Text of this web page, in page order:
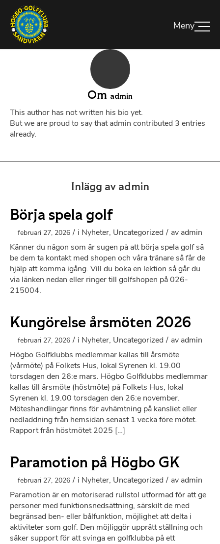
Om admin
This author has not written his bio yet.
But we are proud to say thatadmin contributed 3 entries
already.
Inlägg av admin
Börja spela golf
februari 27, 2026 / i Nyheter, Uncategorized / av admin
Känner du någon som är sugen på att börja spela golf så
be dem ta kontakt med shopen och våra tränare så får de
hjälp att komma igång. Vill du boka en lektion så går du
via länken nedan eller ringer till golfshopen på 026-
215004.
Kungörelse årsmöten 2026
februari 27, 2026 / i Nyheter, Uncategorized / av admin
Högbo Golfklubbs medlemmar kallas till årsmöte
(vårmöte) på Folkets Hus, lokal Syrenen kl. 19.00
torsdagen den 26:e mars. Högbo Golfklubbs medlemmar
kallas till årsmöte (höstmöte) på Folkets Hus, lokal
Syrenen kl. 19.00 torsdagen den 26:e november.
Möteshandlingar finns för avhämtning på kansliet eller
nedladdning från hemsidan senast 1 vecka före mötet.
Rapport från höstmötet 2025 […]
Paramotion på Högbo GK
februari 27, 2026 / i Nyheter, Uncategorized / av admin
Paramotion är en motoriserad rullstol utformad för att ge
personer med funktionsnedsättning, särskilt de med
begränsad ben- eller bålfunktion, möjlighet att delta i
aktiviteter som golf. Den möjliggör upprätt ställning och
säker support för att svinga en golfklubba på ett